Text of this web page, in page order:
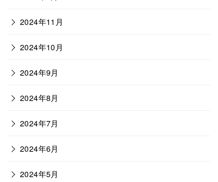
2024年11月
2024年10月
2024年9月
2024年8月
2024年7月
2024年6月
2024年5月